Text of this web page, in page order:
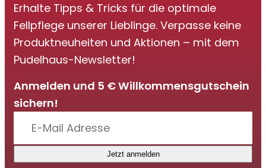
Erhalte Tipps & Tricks für die optimale
Fellpflege unserer Lieblinge. Verpasse keine
Produktneuheiten und Aktionen – mit dem
Pudelhaus-Newsletter!
Anmelden und 5 € Willkommensgutschein
sichern!
Jetzt anmelden